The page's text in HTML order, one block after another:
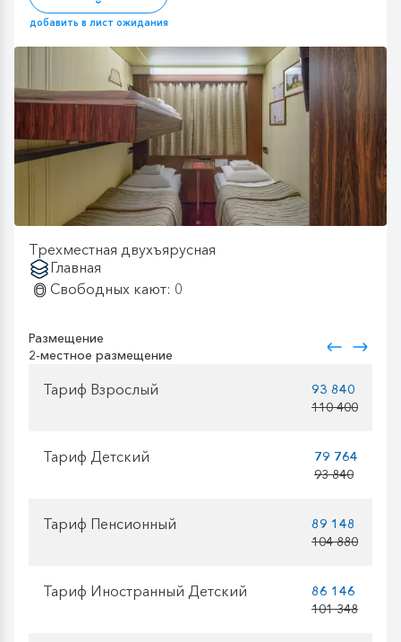
добавить в лист ожидания
Трехместная двухъярусная
Главная
Свободных кают: 0
Размещение
2-местное размещение
Тариф Взрослый
93 840
110 400
Тариф Детский
79 764
93 840
Тариф Пенсионный
89 148
104 880
Тариф Иностранный Детский
86 146
101 348